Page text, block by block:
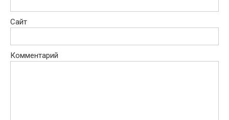
Сайт
Комментарий